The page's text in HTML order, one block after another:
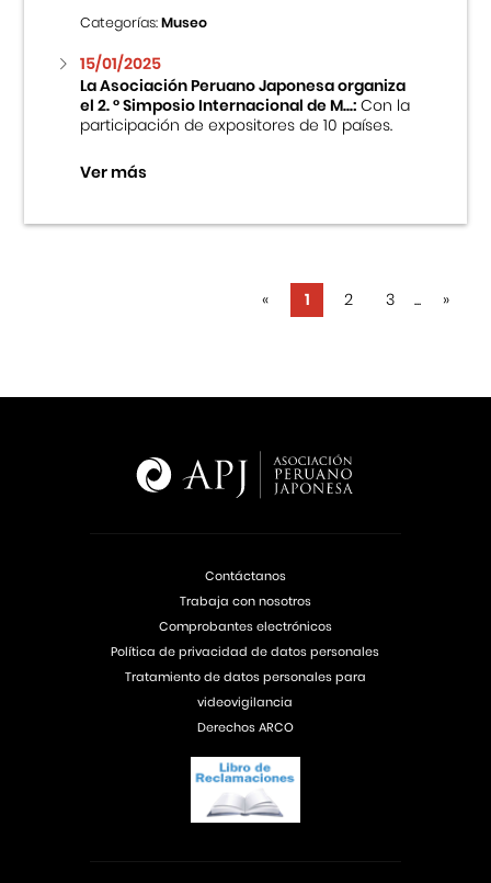
Categorías:Museo
15/01/2025
La Asociación Peruano Japonesa organiza
el 2. ° Simposio Internacional de M...:Con la
participación de expositores de 10 países.
Ver más
« 1 2 3 ... »
Contáctanos
Trabaja con nosotros
Comprobantes electrónicos
Política de privacidad de datos personales
Tratamiento de datos personales para
videovigilancia
Derechos ARCO